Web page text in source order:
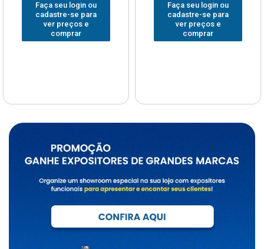
Faça seu login ou
cadastre-se para
ver preços e
comprar
Faça seu login ou
cadastre-se para
ver preços e
comprar